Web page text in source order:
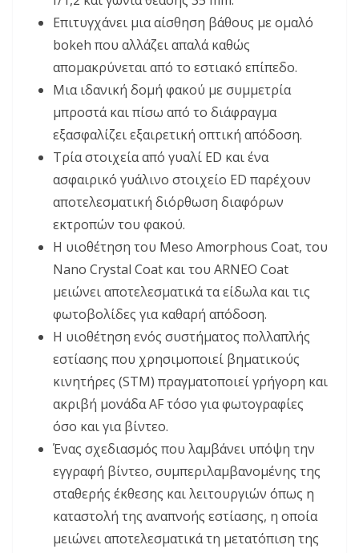
Επιτυγχάνει μια αίσθηση βάθους με ομαλό
bokeh που αλλάζει απαλά καθώς
απομακρύνεται από το εστιακό επίπεδο.
Μια ιδανική δομή φακού με συμμετρία
μπροστά και πίσω από το διάφραγμα
εξασφαλίζει εξαιρετική οπτική απόδοση.
Τρία στοιχεία από γυαλί ED και ένα
ασφαιρικό γυάλινο στοιχείο ED παρέχουν
αποτελεσματική διόρθωση διαφόρων
εκτροπών του φακού.
Η υιοθέτηση του Meso Amorphous Coat, του
Nano Crystal Coat και του ARNEO Coat
μειώνει αποτελεσματικά τα είδωλα και τις
φωτοβολίδες για καθαρή απόδοση.
Η υιοθέτηση ενός συστήματος πολλαπλής
εστίασης που χρησιμοποιεί βηματικούς
κινητήρες (STM) πραγματοποιεί γρήγορη και
ακριβή μονάδα AF τόσο για φωτογραφίες
όσο και για βίντεο.
Ένας σχεδιασμός που λαμβάνει υπόψη την
εγγραφή βίντεο, συμπεριλαμβανομένης της
σταθερής έκθεσης και λειτουργιών όπως η
καταστολή της αναπνοής εστίασης, η οποία
μειώνει αποτελεσματικά τη μετατόπιση της